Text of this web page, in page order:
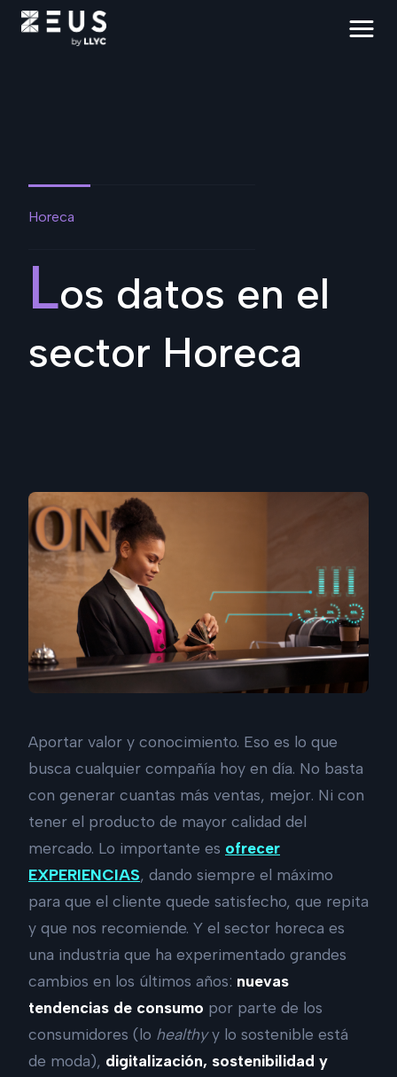
Horeca
Los datos en el
sector Horeca
Aportar valor y conocimiento. Eso es lo que
busca cualquier compañía hoy en día. No basta
con generar cuantas más ventas, mejor. Ni con
tener el producto de mayor calidad del
mercado. Lo importante es ofrecer
EXPERIENCIAS, dando siempre el máximo
para que el cliente quede satisfecho, que repita
y que nos recomiende. Y el sector horeca es
una industria que ha experimentado grandes
cambios en los últimos años: nuevas
tendencias de consumo por parte de los
consumidores (lo healthyy lo sostenible está
de moda), digitalización, sostenibilidad y